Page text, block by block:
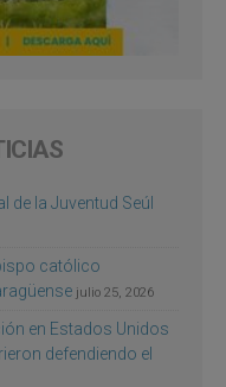
de la Juventud Seúl
católico
julio 25, 2026
en Estados Unidos
defendiendo el